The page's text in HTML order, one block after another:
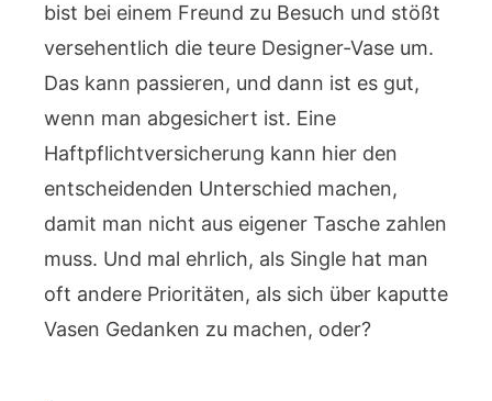
bist bei einem Freund zu Besuch und stößt
versehentlich die teure Designer-Vase um.
Das kann passieren, und dann ist es gut,
wenn man abgesichert ist. Eine
Haftpflichtversicherung kann hier den
entscheidenden Unterschied machen,
damit man nicht aus eigener Tasche zahlen
muss. Und mal ehrlich, als Single hat man
oft andere Prioritäten, als sich über kaputte
Vasen Gedanken zu machen, oder?